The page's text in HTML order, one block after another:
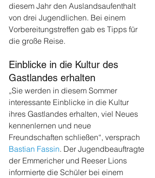
diesem Jahr den Auslandsaufenthalt
von drei Jugendlichen. Bei einem
Vorbereitungstreffen gab es Tipps für
die große Reise.
Einblicke in die Kultur des
Gastlandes erhalten
„Sie werden in diesem Sommer
interessante Einblicke in die Kultur
ihres Gastlandes erhalten, viel Neues
kennenlernen und neue
Freundschaften schließen“, versprach
Bastian Fassin. Der Jugendbeauftragte
der Emmericher und Reeser Lions
informierte die Schüler bei einem